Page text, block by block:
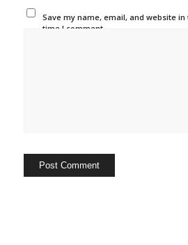
Save my name, email, and website
time I comment.